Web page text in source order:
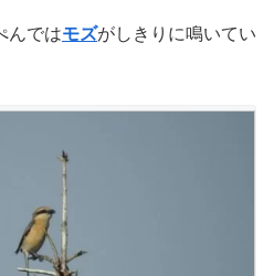
んではモズがしきりに鳴いてい